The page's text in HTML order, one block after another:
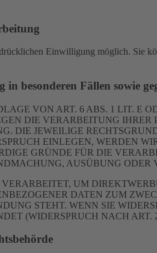
Einwilligung möglich. Sie
in besonderen Fällen sowie
VON ART. 6 ABS. 1 LIT. E
DIE VERARBEITUNG
DIE JEWEILIGE
EINLEGEN, WERDEN
GRÜNDE FÜR DIE
AUSÜBUNG ODER
UM
DATEN ZUM
STEHT. WENN SIE
(WIDERSPRUCH NACH ART.